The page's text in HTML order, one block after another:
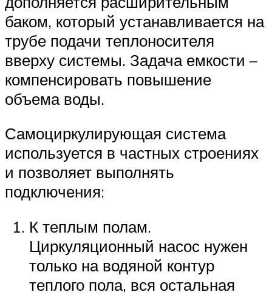
баком, который устанавливается на
трубе подачи теплоносителя
вверху системы. Задача емкости –
компенсировать повышение
объема воды.
Самоциркулирующая система
используется в частных строениях
и позволяет выполнять
подключения:
К теплым полам.
Циркуляционный насос нужен
только на водяной контур
теплого пола, вся остальная